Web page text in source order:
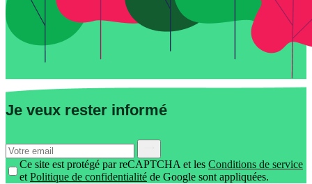
Je veux rester informé
Ce site est protégé par reCAPTCHA et les Conditions de service
et Politique de confidentialité de Google sont appliquées.